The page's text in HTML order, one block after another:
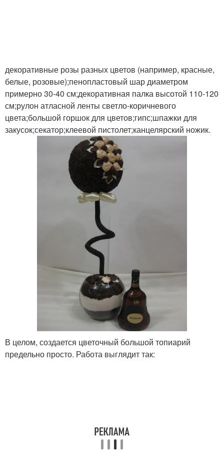
декоративные розы разных цветов (например, красные,
белые, розовые);пенопластовый шар диаметром
примерно 30-40 см;декоративная палка высотой 110-120
см;рулон атласной ленты светло-коричневого
цвета;большой горшок для цветов;гипс;шпажки для
закусок;секатор;клеевой пистолет;канцелярский ножик.
В целом, создается цветочный большой топиарий
предельно просто. Работа выглядит так: